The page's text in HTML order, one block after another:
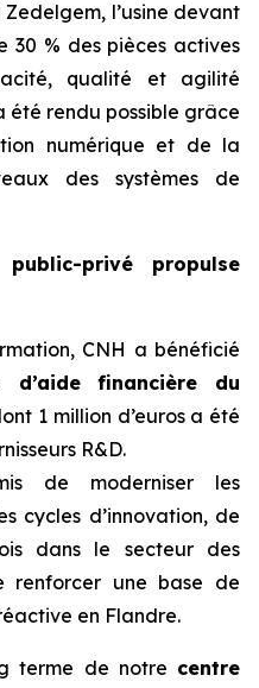
l’usine devant
30 % des pièces actives
qualité et agilité
été rendu possible grâce
numérique et de la
des systèmes de
privé propulse
CNH a bénéficié
d’aide financière du
1 million d’euros a été
R&D.
de moderniser les
cycles d’innovation, de
dans le secteur des
renforcer une base de
en Flandre.
terme de notre centre